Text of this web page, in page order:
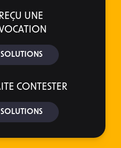
UNE
CONTESTER